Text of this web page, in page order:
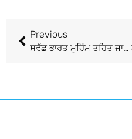
Previous
ਸਵੱਛ ਭਾਰਤ ਮੁਹਿੰਮ ਤਹਿਤ ਜਾਗਰੂਕਤਾ ਕੈਂਪ ਲਾਇਆ